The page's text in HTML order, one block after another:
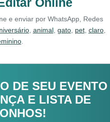
e enviar por WhatsApp, Redes
, animal, gato, pet, claro,
.
DE SEU EVENTO
E LISTA DE